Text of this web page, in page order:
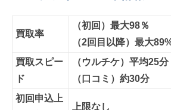
買取率
（初回）最大98％
（2回目以降）最大
買取スピー
ド
（ウルチケ）平均25分
（口コミ）約30分
初回申込上
上限なし